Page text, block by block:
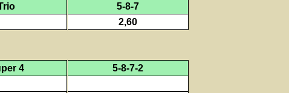
5-8-7
2,60
4 5-8-7-2